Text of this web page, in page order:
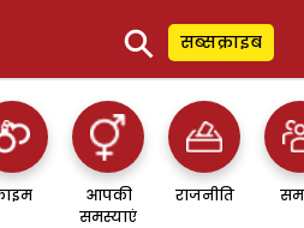
⚲ सब्सक्राइब
आपकी
समस्याएं
राजनीति